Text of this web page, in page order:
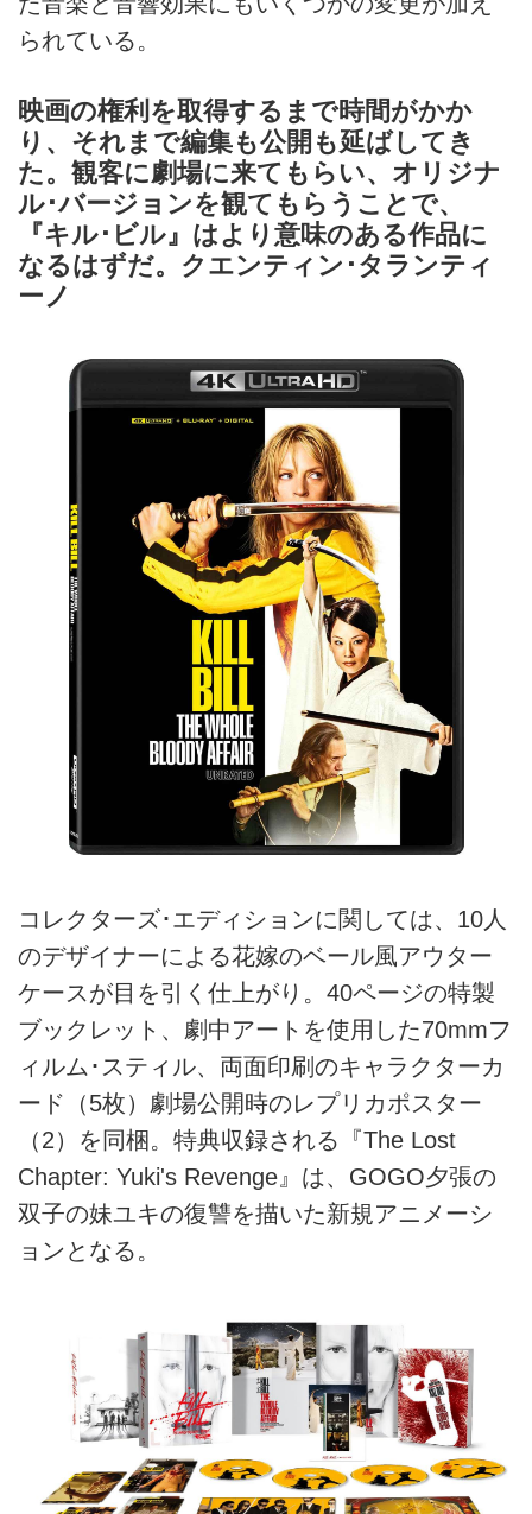
られている。
映画の権利を取得するまで時間がかか
り、それまで編集も公開も延ばしてき
た。観客に劇場に来てもらい、オリジナ
ル･バージョンを観てもらうことで、
『キル･ビル』はより意味のある作品に
なるはずだ。クエンティン･タランティ
ーノ
コレクターズ･エディションに関しては、10人
のデザイナーによる花嫁のベール風アウター
ケースが目を引く仕上がり。40ページの特製
ブックレット、劇中アートを使用した70mmフ
ィルム･スティル、両面印刷のキャラクターカ
ード（5枚）劇場公開時のレプリカポスター
（2）を同梱。特典収録される『The Lost
Chapter: Yuki's Revenge』は、GOGO夕張の
双子の妹ユキの復讐を描いた新規アニメーシ
ョンとなる。